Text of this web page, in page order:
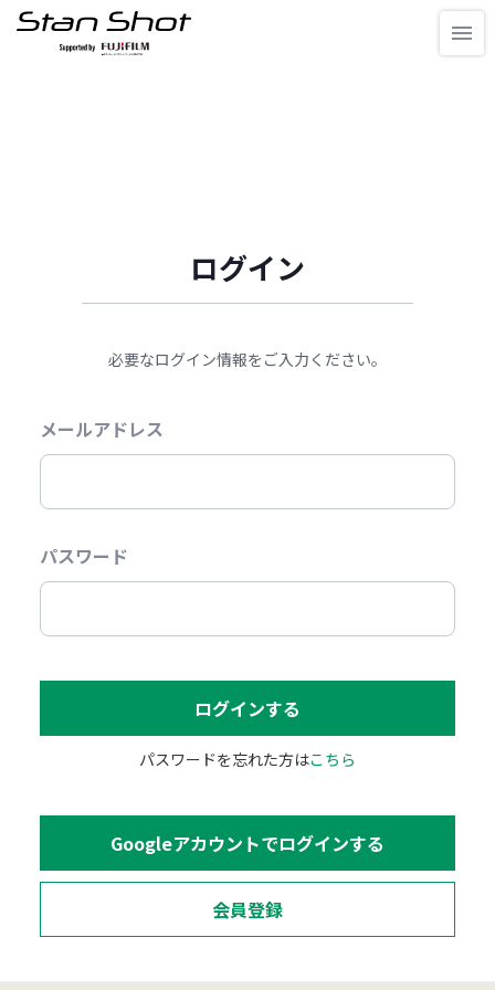
ログイン
必要なログイン情報をご入力ください。
メールアドレス
パスワード
パスワードを忘れた方はこちら
会員登録